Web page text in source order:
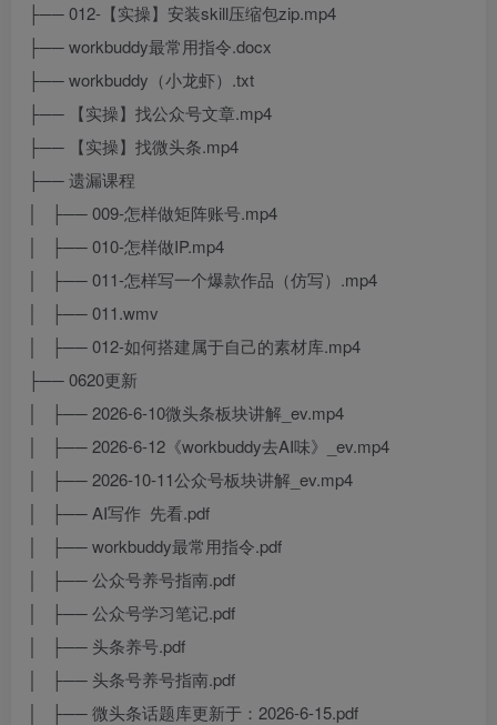
├── 012-【实操】安装skill压缩包zip.mp4
├── workbuddy最常用指令.docx
├── workbuddy（小龙虾）.txt
├── 【实操】找公众号文章.mp4
├── 【实操】找微头条.mp4
├── 遗漏课程
│ ├── 009-怎样做矩阵账号.mp4
│ ├── 010-怎样做IP.mp4
│ ├── 011-怎样写一个爆款作品（仿写）.mp4
│ ├── 011.wmv
│ ├── 012-如何搭建属于自己的素材库.mp4
├── 0620更新
│ ├── 2026-6-10微头条板块讲解_ev.mp4
│ ├── 2026-6-12《workbuddy去AI味》_ev.mp4
│ ├── 2026-10-11公众号板块讲解_ev.mp4
│ ├── AI写作 先看.pdf
│ ├── workbuddy最常用指令.pdf
│ ├── 公众号养号指南.pdf
│ ├── 公众号学习笔记.pdf
│ ├── 头条养号.pdf
│ ├── 头条号养号指南.pdf
│ ├── 微头条话题库更新于：2026-6-15.pdf